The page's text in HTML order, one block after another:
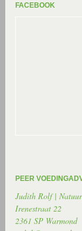
FACEBOOK
PEER
Judith Rolf |
Irenestraat 22
2361 SP Warmond